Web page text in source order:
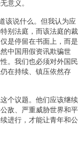
意义。
该说什么。但我认为应
别法庭，而该法庭的裁
是停留在书面上，而是
中国用假资讯欺骗世
。我们也必须对外国民
在持续、镇压依然存
个议题。他们应该继续
敌、严重威胁世界和平
进行，才能让青年和公